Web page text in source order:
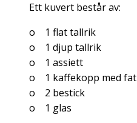
Ett kuvert består av:
o 1 flat tallrik
o 1 djup tallrik
o 1 assiett
o 1 kaffekopp med fat
o 2 bestick
o 1 glas